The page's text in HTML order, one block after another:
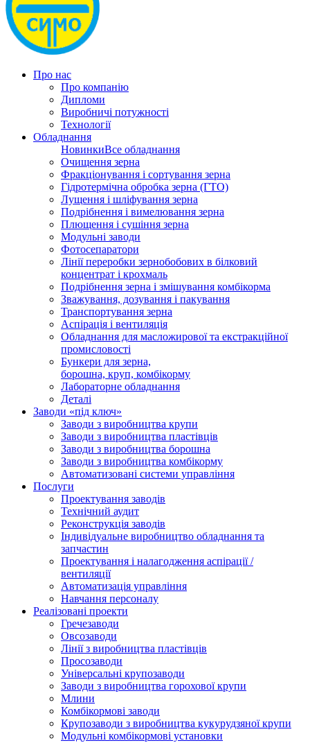
Про нас
Про компанію
Дипломи
Виробничі потужності
Технології
Обладнання
НовинкиВсе обладнання
Очищення зерна
Фракціонування і сортування зерна
Гідротермічна обробка зерна (ГТО)
Лущення і шліфування зерна
Подрібнення і вимелювання зерна
Плющення і сушіння зерна
Модульні заводи
Фотосепаратори
Лінії переробки зернобобових в білковий
концентрат і крохмаль
Подрібнення зерна і змішування комбікорма
Зважування, дозування і пакування
Транспортування зерна
Аспірація і вентиляція
Обладнання для масложирової та екстракційної
промисловості
Бункери для зерна,
борошна, круп, комбікорму
Лабораторне обладнання
Деталі
Заводи «під ключ»
Заводи з виробництва крупи
Заводи з виробництва пластівців
Заводи з виробництва борошна
Заводи з виробництва комбікорму
Автоматизовані системи управління
Послуги
Проектування заводів
Технічний аудит
Реконструкція заводів
Індивідуальне виробництво обладнання та
запчастин
Проектування і налагодження аспірації /
вентиляції
Автоматизація управління
Навчання персоналу
Реалізовані проекти
Гречезаводи
Овсозаводи
Лінії з виробництва пластівців
Просозаводи
Універсальні крупозаводи
Заводи з виробництва горохової крупи
Млини
Комбікормові заводи
Крупозаводи з виробництва кукурудзяної крупи
Модульні комбікормові установки